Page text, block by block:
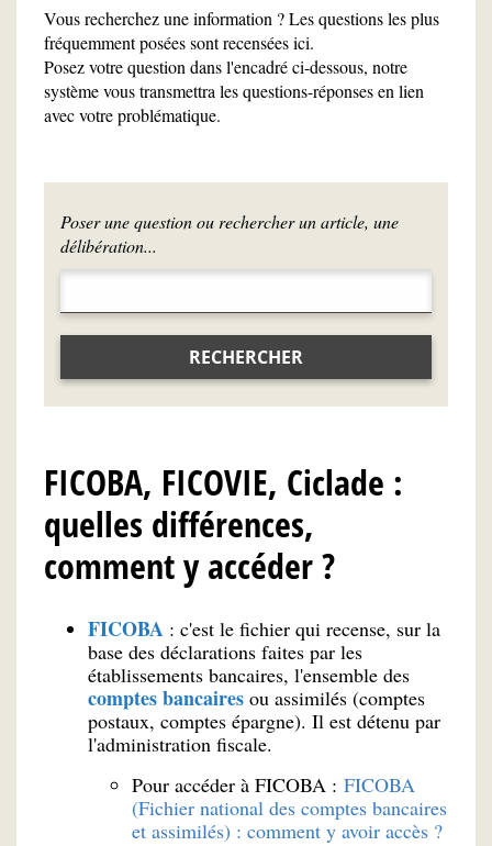
Vous recherchez une information ? Les questions les plus
fréquemment posées sont recensées ici.
Posez votre question dans l'encadré ci-dessous, notre
système vous transmettra les questions-réponses en lien
avec votre problématique.
Poser une question ou rechercher un article, une
délibération...
RECHERCHER
FICOBA, FICOVIE, Ciclade :
quelles différences,
comment y accéder ?
FICOBA : c'est le fichier qui recense, sur la
base des déclarations faites par les
établissements bancaires, l'ensemble des
comptes bancaires ou assimilés (comptes
postaux, comptes épargne). Il est détenu par
l'administration fiscale.
Pour accéder à FICOBA : FICOBA
(Fichier national des comptes bancaires
et assimilés) : comment y avoir accès ?